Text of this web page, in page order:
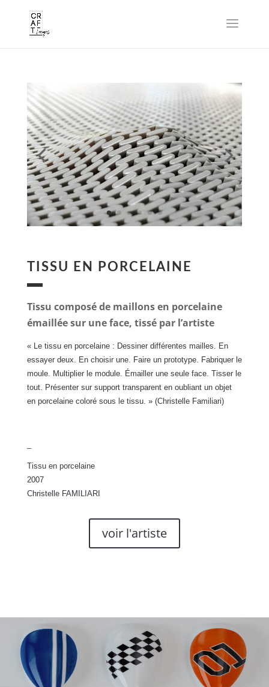
TISSU EN PORCELAINE
Tissu composé de maillons en porcelaine
émaillée sur une face, tissé par l’artiste
« Le tissu en porcelaine : Dessiner différentes mailles. En
essayer deux. En choisir une. Faire un prototype. Fabriquer le
moule. Multiplier le module. Émailler une seule face. Tisser le
tout. Présenter sur support transparent en oubliant un objet
en porcelaine coloré sous le tissu. » (Christelle Familiari)
Tissu en porcelaine
2007
Christelle FAMILIARI
voir l'artiste